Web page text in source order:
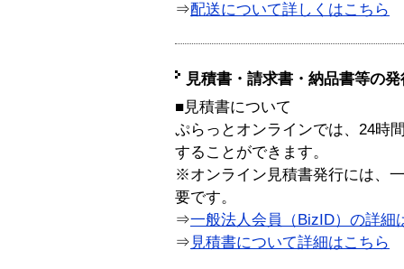
⇒配送について詳しくはこちら
見積書・請求書・納品書等の
■見積書について
ぷらっとオンラインでは、24時
することができます。
※オンライン見積書発行には、
要です。
⇒一般法人会員（BizID）の詳細
⇒ 見積書について詳細はこちら